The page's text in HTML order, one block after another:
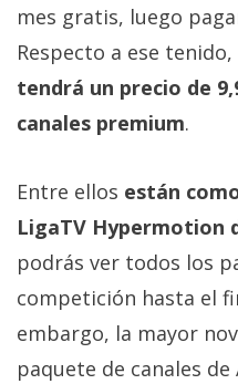
nosotros
/
Publicidad
Cambiar
opciones
de
privacidad
/
Aviso
Legal
mes gratis, luego
Respecto a ese tenido,
tendrá un precio de
canales premium.
Entre ellos están
LigaTV Hypermotion
podrás ver todos los
competición hasta el
embargo, la mayor
paquete de canales